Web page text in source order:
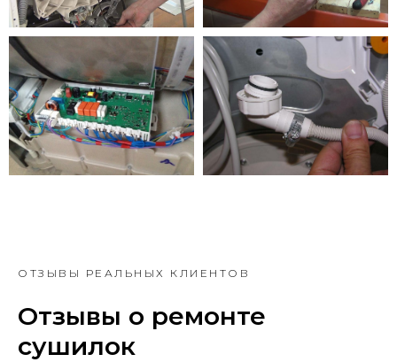
ОТЗЫВЫ РЕАЛЬНЫХ КЛИЕНТОВ
Отзывы о ремонте
сушилок